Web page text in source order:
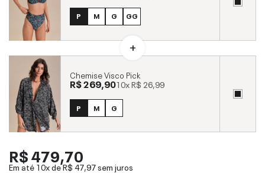
P M G GG
Chemise Visco Pick
R$ 269,9010xR$ 26,99
P M G
R$ 479,70
Em até 10x deR$ 47,97sem juros